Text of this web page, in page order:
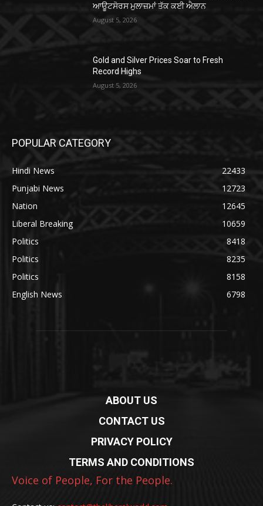
ਆਊਟਸੋਰਸ ਮੁਲਾਜ਼ਮਾਂ ਤੱਕ ਕਈ ਐਲਾਨ
August 5, 2026
Gold and Silver Prices Soar to Fresh
Record Highs
August 5, 2026
POPULAR CATEGORY
Hindi News
22433
Punjabi News
12723
Nation
12645
Liberal Breaking
10659
Politics
8418
Politics
8235
Politics
8158
English News
6798
ABOUT US
CONTACT US
PRIVACY POLICY
TERMS AND CONDITIONS
Voice of People, For the People.